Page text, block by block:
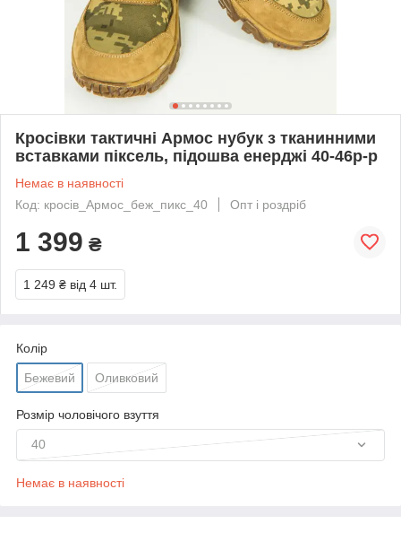
Кросівки тактичні Армос нубук з тканинними
вставками піксель, підошва енерджі 40-46р-р
Немає в наявності
Код: кросів_Армос_беж_пикс_40
Опт і роздріб
1 399 ₴
1 249 ₴ від 4 шт.
Колір
Бежевий Оливковий
Розмір чоловічого взуття
40
Немає в наявності